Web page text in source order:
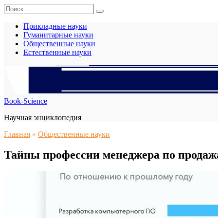
Перейти
к
содержанию
Search
for:
Прикладные науки
Гуманитарные науки
Общественные науки
Естественные науки
Book-Science
Научная энциклопедия
Главная » Общественные науки
Тайны профессии менеджера по